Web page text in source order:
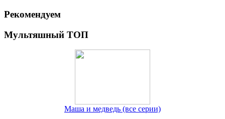
Рекомендуем
Мультяшный ТОП
Маша и медведь (все серии)